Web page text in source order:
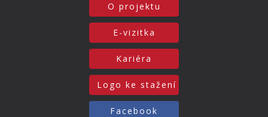
O projektu
E-vizitka
Kariéra
Logo ke stažení
Facebook